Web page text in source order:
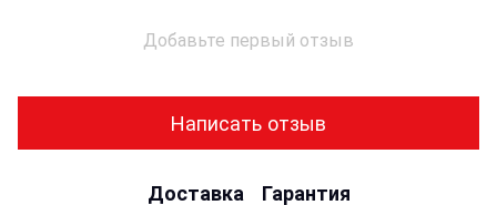
Добавьте первый отзыв
Написать отзыв
Доставка Гарантия